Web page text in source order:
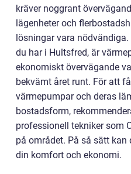
kräver noggrant
lägenheter och
lösningar vara
du har i Hultsfred, är
ekonomiskt övervägande
bekvämt året runt. För att
värmepumpar och deras
bostadsform,
professionell tekniker som
på området. På så sätt
din komfort och ekonomi.